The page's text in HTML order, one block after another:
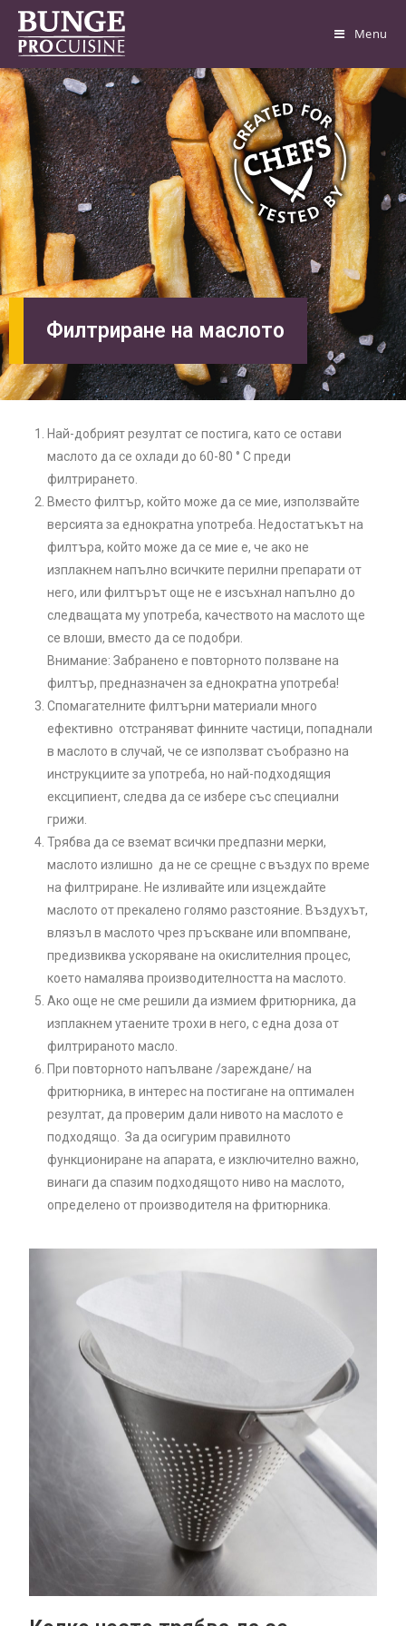
Menu
Филтриране на маслото
Най-добрият резултат се постига, като се остави
маслото да се охлади до 60-80 ° C преди
филтрирането.
Вместо филтър, който може да се мие, използвайте
версията за еднократна употреба. Недостатъкът на
филтъра, който може да се мие е, че ако не
изплакнем напълно всичките перилни препарати от
него, или филтърът още не е изсъхнал напълно до
следващата му употреба, качеството на маслото ще
се влоши, вместо да се подобри.
Внимание: Забранено е повторното ползване на
филтър, предназначен за еднократна употреба!
Спомагателните филтърни материали много
ефективно отстраняват финните частици, попаднали
в маслото в случай, че се използват съобразно на
инструкциите за употреба, но най-подходящия
ексципиент, следва да се избере със специални
грижи.
Трябва да се вземат всички предпазни мерки,
маслото излишно да не се срещне с въздух по време
на филтриране. Не изливайте или изцеждайте
маслото от прекалено голямо разстояние. Въздухът,
влязъл в маслото чрез пръскване или впомпване,
предизвиква ускоряване на окислителния процес,
което намалява производителността на маслото.
Ако още не сме решили да измием фритюрника, да
изплакнем утаените трохи в него, с една доза от
филтрираното масло.
При повторното напълване /зареждане/ на
фритюрника, в интерес на постигане на оптимален
резултат, да проверим дали нивото на маслото е
подходящо. За да осигурим правилното
функциониране на апарата, е изключително важно,
винаги да спазим подходящото ниво на маслото,
определено от производителя на фритюрника.